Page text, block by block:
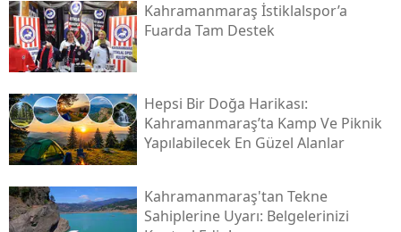
Kahramanmaraş İstiklalspor’a
Fuarda Tam Destek
Hepsi Bir Doğa Harikası:
Kahramanmaraş’ta Kamp Ve Piknik
Yapılabilecek En Güzel Alanlar
Kahramanmaraş'tan Tekne
Sahiplerine Uyarı: Belgelerinizi